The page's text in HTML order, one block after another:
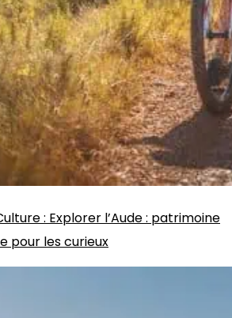
: Explorer l’Aude : patrimoine
pour les curieux